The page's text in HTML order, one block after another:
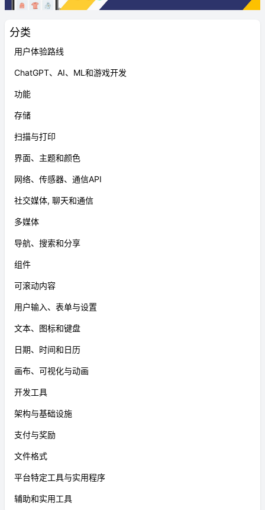
分类
用户体验路线
ChatGPT、AI、ML和游戏开发
功能
存储
扫描与打印
界面、主题和颜色
网络、传感器、通信API
社交媒体, 聊天和通信
多媒体
导航、搜索和分享
组件
可滚动内容
用户输入、表单与设置
文本、图标和键盘
日期、时间和日历
画布、可视化与动画
开发工具
架构与基础设施
支付与奖励
文件格式
平台特定工具与实用程序
辅助和实用工具